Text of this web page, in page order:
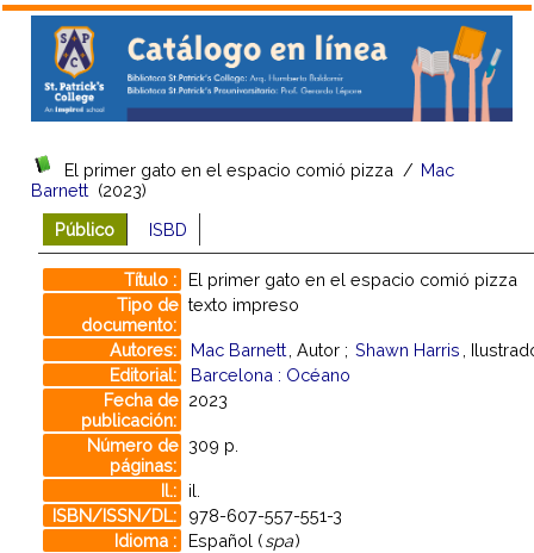
El primer gato en el espacio comió pizza / Mac
Barnett (2023)
Público
ISBD
Título :
El primer gato en el espacio comió pizza
Tipo de
documento:
texto impreso
Autores: Mac Barnett , Autor ; Shawn Harris
,
Editorial:
Barcelona : Océano
Fecha de
publicación:
2023
Número de
páginas:
309 p.
Il.:
il.
ISBN/ISSN/DL:
978-607-557-551-3
Idioma :
Español (spa)